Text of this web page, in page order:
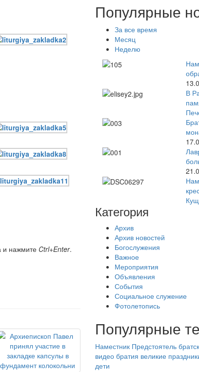
и нажмите Ctrl+Enter.
Популярные
За все время
Месяц
Неделю
В
Категория
Архив
Архив новостей
Богослужения
Важное
Мероприятия
Объявления
События
Социальное служение
Фотолетопись
Популярные
Наместник Предстоятель
видео братия великие
дети